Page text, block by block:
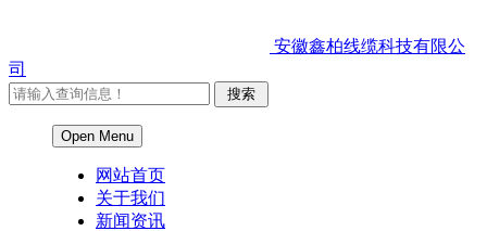
安徽鑫柏线缆科技有限公
司
Open Menu
网站首页
关于我们
新闻资讯